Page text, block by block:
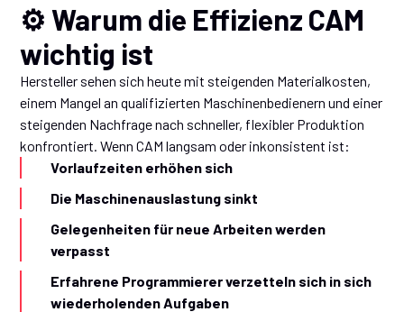
⚙️ Warum die Effizienz CAM
wichtig ist
Hersteller sehen sich heute mit steigenden Materialkosten,
einem Mangel an qualifizierten Maschinenbedienern und einer
steigenden Nachfrage nach schneller, flexibler Produktion
konfrontiert. Wenn CAM langsam oder inkonsistent ist:
Vorlaufzeiten erhöhen sich
Die Maschinenauslastung sinkt
Gelegenheiten für neue Arbeiten werden
verpasst
Erfahrene Programmierer verzetteln sich in sich
wiederholenden Aufgaben